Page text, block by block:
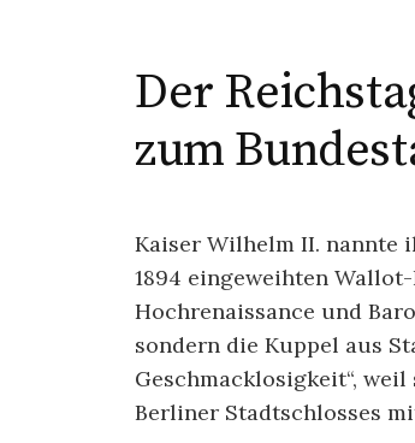
Der
zum
Kaiser Wilhelm II. nannte
1894 eingeweihten
Hochrenaissance und
sondern die Kuppel aus
Geschmacklosigkeit“,
Berliner Stadtschlosses